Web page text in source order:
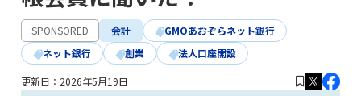
SPONSORED 会計
GMOあおぞらネット銀行
ネット銀行
創業 法人口座開設
更新日： 2026年5月19日